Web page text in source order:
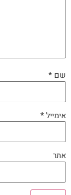
שם *
אימייל*
אתר